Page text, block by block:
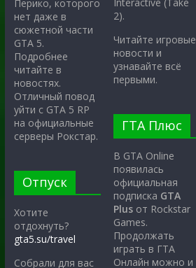
Перико, которого
нет даже в
сюжетной части
GTA 5.
Подробнее
читайте в
новостях.
Отличный повод
уйти с GTA 5 RP
на официальные
серверы Рокстар.
Отпуск
Хотите
отдохнуть?
gta5.su/travel
Собрали для вас
2).
Читайте игровые
новости и
узнавайте всё
первыми.
ГТА Плюс
В GTA Online
появилась
официальная
подписка GTA
Plus от Rockstar
Games.
Продолжать
играть в ГТА
Онлайн можно и